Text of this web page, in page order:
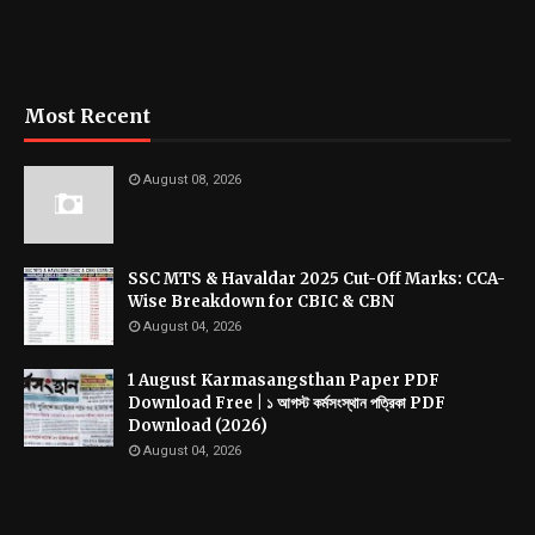
Most Recent
August 08, 2026
SSC MTS & Havaldar 2025 Cut-Off Marks: CCA-
Wise Breakdown for CBIC & CBN
August 04, 2026
1 August Karmasangsthan Paper PDF
Download Free | ১ আগস্ট কর্মসংস্থান পত্রিকা PDF
Download (2026)
August 04, 2026